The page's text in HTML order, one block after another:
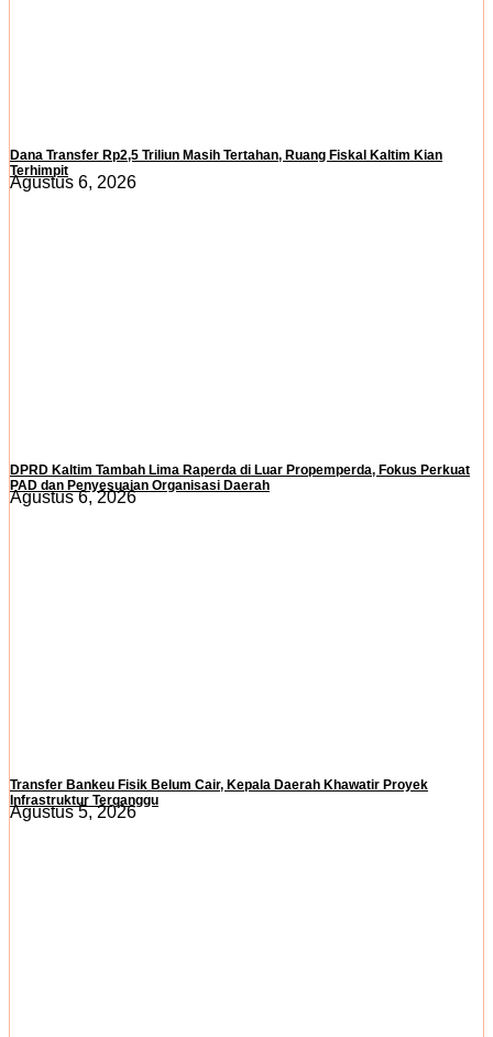
Dana Transfer Rp2,5 Triliun Masih Tertahan, Ruang Fiskal Kaltim Kian
Terhimpit
Agustus 6, 2026
DPRD Kaltim Tambah Lima Raperda di Luar Propemperda, Fokus Perkuat
PAD dan Penyesuaian Organisasi Daerah
Agustus 6, 2026
Transfer Bankeu Fisik Belum Cair, Kepala Daerah Khawatir Proyek
Infrastruktur Terganggu
Agustus 5, 2026